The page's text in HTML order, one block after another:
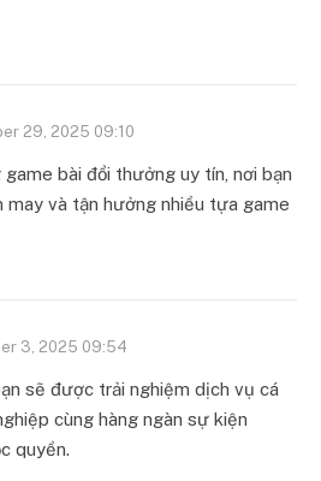
29, 2025 09:10
game bài đổi thưởng uy tín, nơi bạn
may và tận hưởng nhiều tựa game
3, 2025 09:54
sẽ được trải nghiệm dịch vụ cá
cùng hàng ngàn sự kiện
quyền.